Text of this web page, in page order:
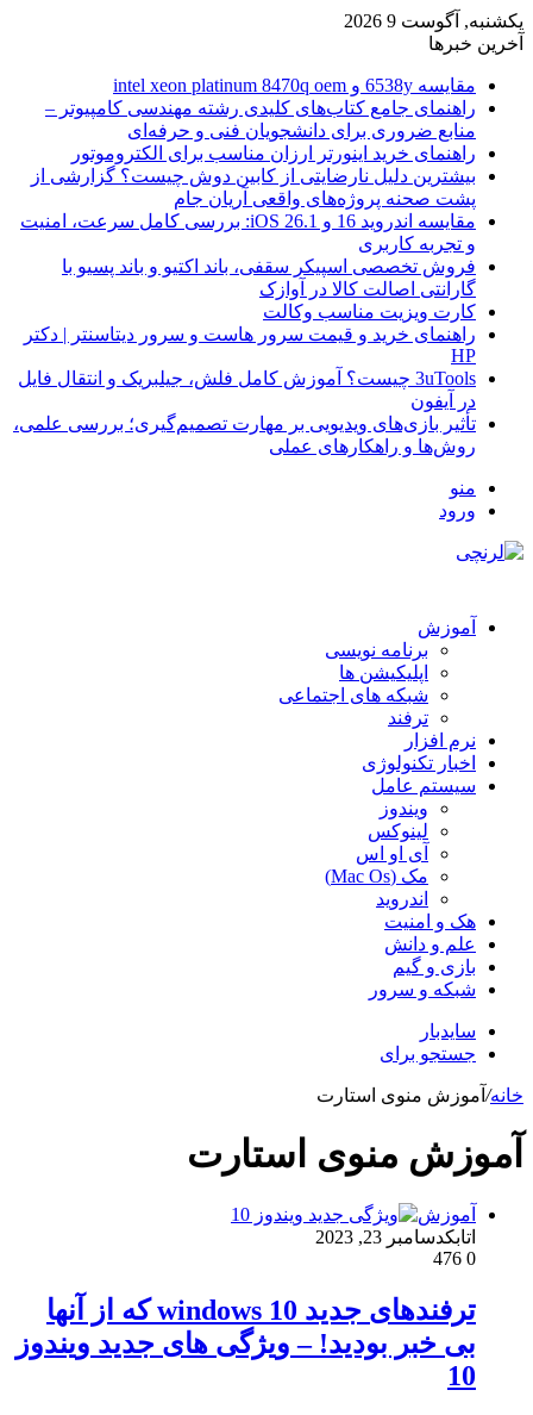
یکشنبه, آگوست 9 2026
آخرین خبرها
مقایسه 6538y و intel xeon platinum 8470q oem
راهنمای جامع کتاب‌های کلیدی رشته مهندسی کامپیوتر –
منابع ضروری برای دانشجویان فنی و حرفه‌ای
راهنمای خرید اینورتر ارزان مناسب برای الکتروموتور
بیشترین دلیل نارضایتی از کابین دوش چیست؟ گزارشی از
پشت صحنه پروژه‌های واقعی آریان جام
مقایسه اندروید 16 و iOS 26.1: بررسی کامل سرعت، امنیت
و تجربه کاربری
فروش تخصصی اسپیکر سقفی، باند اکتیو و باند پسیو با
گارانتی اصالت کالا در آوازک
کارت ویزیت مناسب وکالت
راهنمای خرید و قیمت سرور هاست و سرور دیتاسنتر | دکتر
HP
3uTools چیست؟ آموزش کامل فلش، جیلبریک و انتقال فایل
در آیفون
تأثیر بازی‌های ویدیویی بر مهارت تصمیم‌گیری؛ بررسی علمی،
روش‌ها و راهکارهای عملی
منو
ورود
آموزش
برنامه نویسی
اپلیکیشن ها
شبکه های اجتماعی
ترفند
نرم افزار
اخبار تکنولوژی
سیستم عامل
ویندوز
لینوکس
آی او اس
مک (Mac Os)
اندروید
هک و امنیت
علم و دانش
بازی و گیم
شبکه و سرور
سایدبار
جستجو برای
خانه/ آموزش منوی استارت
آموزش منوی استارت
آموزش
اتابکدسامبر 23, 2023
0
ترفندهای جدید windows 10 که از آنها
بی خبر بودید! – ویژگی های جدید ویندوز
10